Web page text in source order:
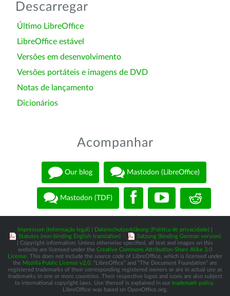
Descarregar
Último LibreOffice
LibreOffice estável
Versões em desenvolvimento
Versões portáteis e imagens de DVD
Notas de lançamento
Dicionários
Acompanhar
Our blog Mastodon (LibreOffice)
Mastodon (TDF)
Impressum (Informação legal) Datenschutzerklärung (Política de privacidade)
Statutes (non-binding English translation) -
Satzung (binding German version)
| Copyright information: Unless otherwise specified, all text and images on this
website are licensed under the Creative Commons Attribution-Share Alike 3.0
License . This does not include the source code of LibreOffice, which is licensed under
the Mozilla Public License v2.0 . “LibreOffice” and “The Document Foundation” are
registered trademarks of their corresponding registered owners or are in actual use as
trademarks in one or more countries. Their respective logos and icons are also subject
to international copyright laws. Use thereof is explained in our trademark policy
LibreOffice was based on OpenOffice.org.